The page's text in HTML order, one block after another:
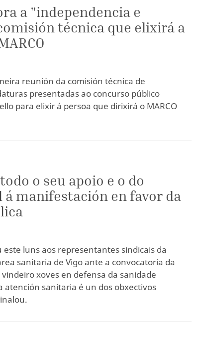
a "independencia e
técnica que elixirá a
reunión da comisión técnica de
presentadas ao concurso público
para elixir á persoa que dirixirá o MARCO
o seu apoio e o do
á manifestación en favor da
este luns aos representantes sindicais da
sanitaria de Vigo ante a convocatoria da
xoves en defensa da sanidade
atención sanitaria é un dos obxectivos